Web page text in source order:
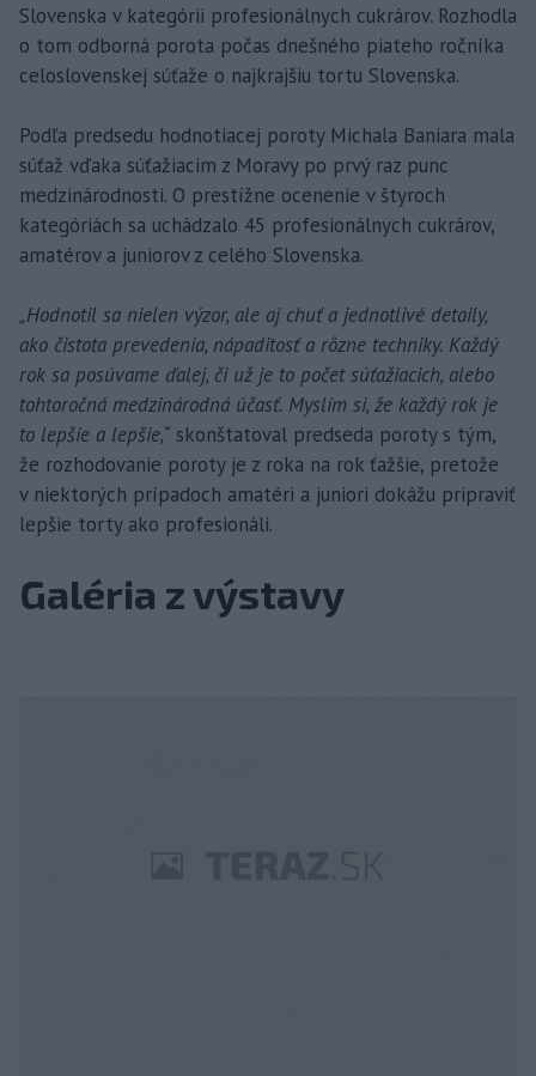
Slovenska v kategórii profesionálnych cukrárov. Rozhodla
o tom odborná porota počas dnešného piateho ročníka
celoslovenskej súťaže o najkrajšiu tortu Slovenska.
Podľa predsedu hodnotiacej poroty Michala Baniara mala
súťaž vďaka súťažiacim z Moravy po prvý raz punc
medzinárodnosti. O prestížne ocenenie v štyroch
kategóriách sa uchádzalo 45 profesionálnych cukrárov,
amatérov a juniorov z celého Slovenska.
„Hodnotil sa nielen výzor, ale aj chuť a jednotlivé detaily,
ako čistota prevedenia, nápaditosť a rôzne techniky. Každý
rok sa posúvame ďalej, či už je to počet súťažiacich, alebo
tohtoročná medzinárodná účasť. Myslím si, že každý rok je
to lepšie a lepšie,“ skonštatoval predseda poroty s tým,
že rozhodovanie poroty je z roka na rok ťažšie, pretože
v niektorých prípadoch amatéri a juniori dokážu pripraviť
lepšie torty ako profesionáli.
Galéria z výstavy